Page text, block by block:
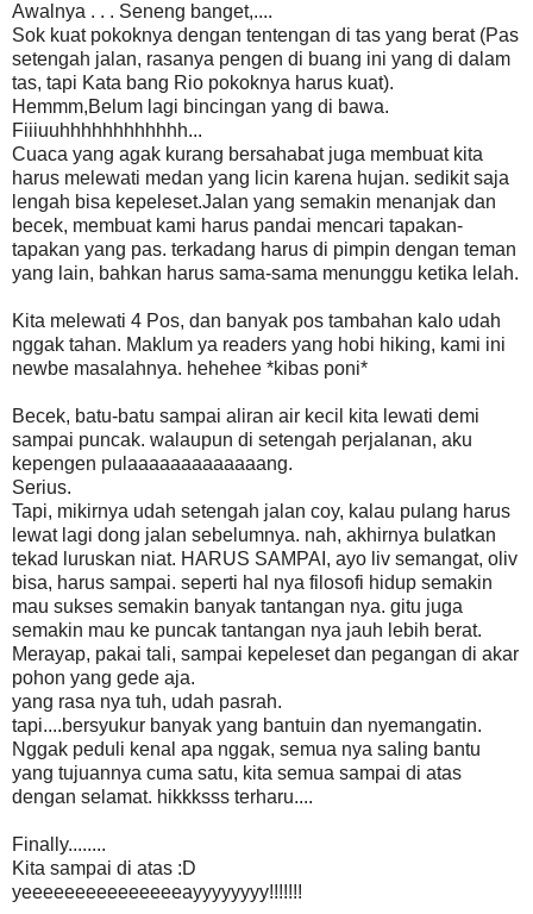
Awalnya . . . Seneng banget,....
Sok kuat pokoknya dengan tentengan di tas yang berat (Pas
setengah jalan, rasanya pengen di buang ini yang di dalam
tas, tapi Kata bang Rio pokoknya harus kuat).
Hemmm,Belum lagi bincingan yang di bawa.
Fiiiuuhhhhhhhhhhhh...
Cuaca yang agak kurang bersahabat juga membuat kita
harus melewati medan yang licin karena hujan. sedikit saja
lengah bisa kepeleset.Jalan yang semakin menanjak dan
becek, membuat kami harus pandai mencari tapakan-
tapakan yang pas. terkadang harus di pimpin dengan teman
yang lain, bahkan harus sama-sama menunggu ketika lelah.
Kita melewati 4 Pos, dan banyak pos tambahan kalo udah
nggak tahan. Maklum ya readers yang hobi hiking, kami ini
newbe masalahnya. hehehee *kibas poni*
Becek, batu-batu sampai aliran air kecil kita lewati demi
sampai puncak. walaupun di setengah perjalanan, aku
kepengen pulaaaaaaaaaaaaang.
Serius.
Tapi, mikirnya udah setengah jalan coy, kalau pulang harus
lewat lagi dong jalan sebelumnya. nah, akhirnya bulatkan
tekad luruskan niat. HARUS SAMPAI, ayo liv semangat, oliv
bisa, harus sampai. seperti hal nya filosofi hidup semakin
mau sukses semakin banyak tantangan nya. gitu juga
semakin mau ke puncak tantangan nya jauh lebih berat.
Merayap, pakai tali, sampai kepeleset dan pegangan di akar
pohon yang gede aja.
yang rasa nya tuh, udah pasrah.
tapi....bersyukur banyak yang bantuin dan nyemangatin.
Nggak peduli kenal apa nggak, semua nya saling bantu
yang tujuannya cuma satu, kita semua sampai di atas
dengan selamat. hikkksss terharu....
Finally........
Kita sampai di atas :D
yeeeeeeeeeeeeeeeayyyyyyyy!!!!!!!